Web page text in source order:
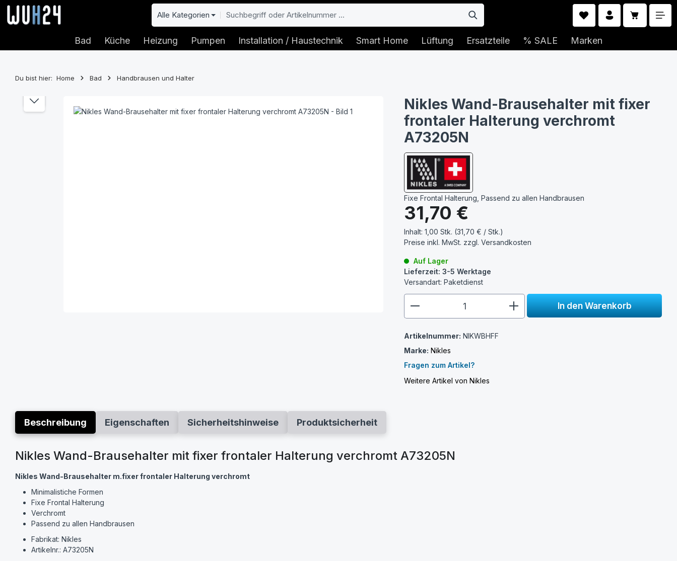
Hauptinhalt springen
Zur Suche springen
Zur Hauptnavigation springen Alle Kategorien
Bad Küche Heizung Pumpen Installation / Haustechnik Smart Home Lüftung Ersatzteile % SALE Marken
Du bist hier: Home Bad Handbrausen und Halter
Bildergalerie überspringen
Nikles Wand-Brausehalter mit fixer
frontaler Halterung verchromt
A73205N
Fixe Frontal Halterung, Passend zu allen Handbrausen
31,70 €
Inhalt:1,00 Stk. (31,70 € / Stk.)
Preise inkl. MwSt. zzgl.Versandkosten
Auf Lager
Lieferzeit: 3-5 Werktage
Versandart: Paketdienst
In den Warenkorb
Artikelnummer: NIKWBHFF
Marke: Nikles
Fragen zum Artikel?
Weitere Artikel von Nikles
Beschreibung Eigenschaften Sicherheitshinweise Produktsicherheit
Nikles Wand-Brausehalter mit fixer frontaler Halterung verchromt A73205N
Nikles Wand-Brausehalter m.fixer frontaler Halterung verchromt
Minimalistiche Formen
Fixe Frontal Halterung
Verchromt
Passend zu allen Handbrausen
Fabrikat: Nikles
Artikelnr.: A73205N